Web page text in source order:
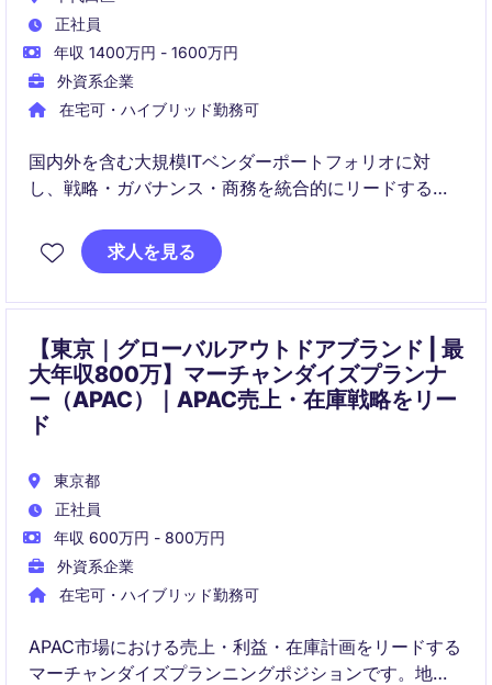
正社員
年収 1400万円 - 1600万円
外資系企業
在宅可・ハイブリッド勤務可
国内外を含む大規模ITベンダーポートフォリオに対
し、戦略・ガバナンス・商務を統合的にリードするポ
し、パフォーマンス向上とコスト・リスク最適化を実
現します。
求人を見る
【東京｜グローバルアウトドアブランド | 最
大年収800万】マーチャンダイズプランナ
ー（APAC）｜APAC売上・在庫戦略をリー
ド
東京都
正社員
年収 600万円 - 800万円
外資系企業
在宅可・ハイブリッド勤務可
APAC市場における売上・利益・在庫計画をリードする
マーチャンダイズプランニングポジションです。地域